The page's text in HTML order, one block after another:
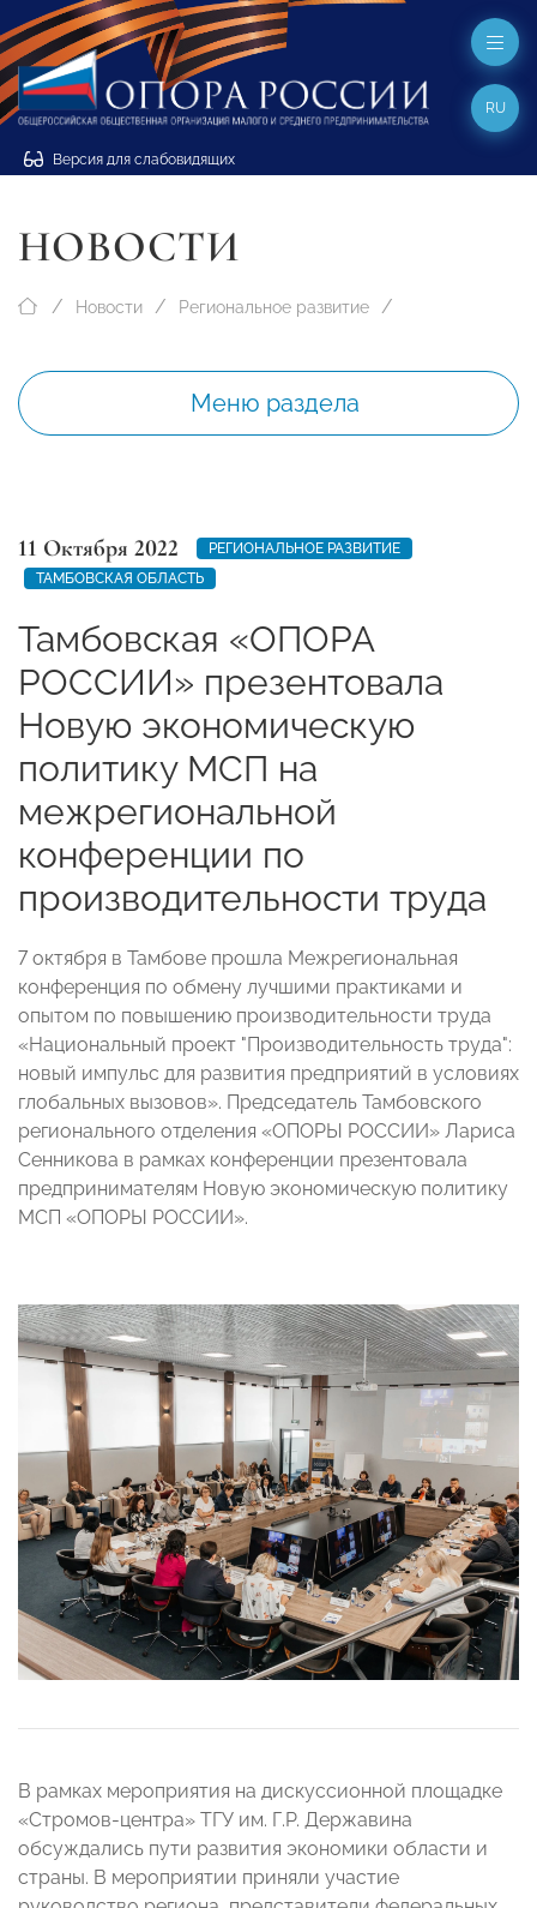
Версия для слабовидящих
RU
НОВОСТИ
Новости Региональное развитие
Меню раздела
11 Октября 2022
РЕГИОНАЛЬНОЕ РАЗВИТИЕ
ТАМБОВСКАЯ ОБЛАСТЬ
Тамбовская «ОПОРА
РОССИИ» презентовала
Новую экономическую
политику МСП на
межрегиональной
конференции по
производительности труда
7 октября в Тамбове прошла Межрегиональная
конференция по обмену лучшими практиками и
опытом по повышению производительности труда
«Национальный проект "Производительность труда":
новый импульс для развития предприятий в условиях
глобальных вызовов». Председатель Тамбовского
регионального отделения «ОПОРЫ РОССИИ» Лариса
Сенникова в рамках конференции презентовала
предпринимателям Новую экономическую политику
МСП «ОПОРЫ РОССИИ».
В рамках мероприятия на дискуссионной площадке
«Стромов-центра» ТГУ им. Г.Р. Державина
обсуждались пути развития экономики области и
страны. В мероприятии приняли участие